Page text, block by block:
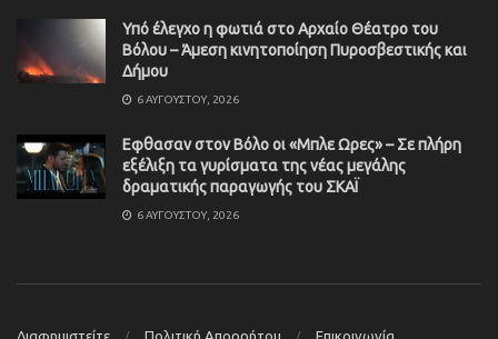
Υπό έλεγχο η φωτιά στο Αρχαίο Θέατρο του
Βόλου – Άμεση κινητοποίηση Πυροσβεστικής και
Δήμου
6 ΑΥΓΟΎΣΤΟΥ, 2026
Εφθασαν στον Βόλο οι «Μπλε Ωρες» – Σε πλήρη
εξέλιξη τα γυρίσματα της νέας μεγάλης
δραματικής παραγωγής του ΣΚΑΪ
6 ΑΥΓΟΎΣΤΟΥ, 2026
Διαφημιστείτε Πολιτική Απορρήτου Επικοινωνία